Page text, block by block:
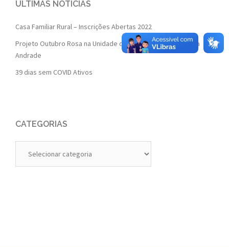
ÚLTIMAS NOTÍCIAS
Casa Familiar Rural – Inscrições Abertas 2022
Projeto Outubro Rosa na Unidade de Saúde da Família Isaura
Andrade
39 dias sem COVID Ativos
CATEGORIAS